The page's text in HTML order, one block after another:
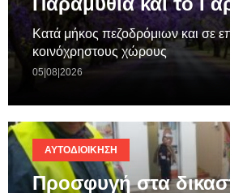
Κατά μήκος πεζοδρόμιων και σε
κοινόχρηστους χώρους
05|08|2026
ΑΥΤΟΔΙΟΊΚΗΣΗ
Προσφυγή στα